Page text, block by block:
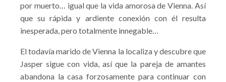
por muerto… igual que la vida amorosa de Vienna. Así
que su rápida y ardiente conexión con él resulta
inesperada, pero totalmente innegable…
El todavía marido de Vienna la localiza y descubre que
Jasper sigue con vida, así que la pareja de amantes
abandona la casa forzosamente para continuar con